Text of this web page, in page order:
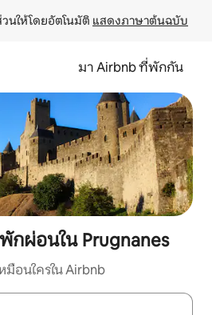
นให้โดยอัตโนมัติ แสดงภาษาต้นฉบับ
มา Airbnb ที่พักกัน
ผ่อนใน Prugnanes
อนใครใน Airbnb